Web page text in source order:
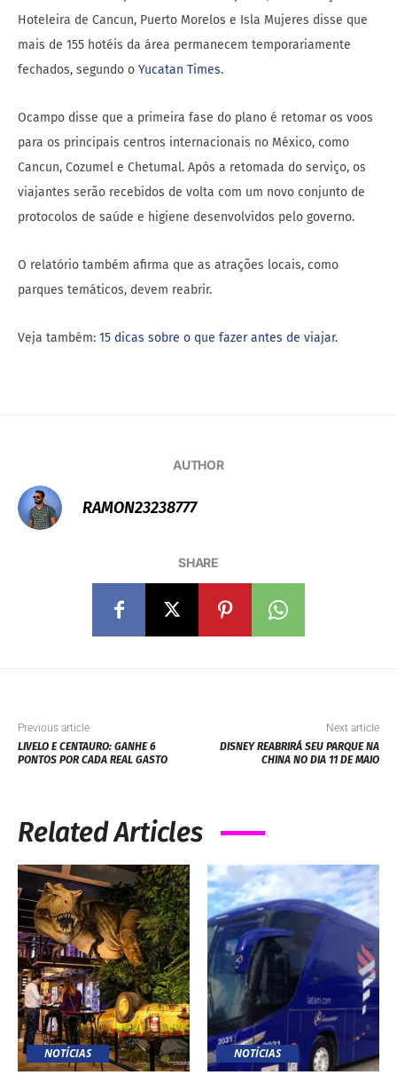
Hoteleira de Cancun, Puerto Morelos e Isla Mujeres disse que
mais de 155 hotéis da área permanecem temporariamente
fechados, segundo o Yucatan Times.
Ocampo disse que a primeira fase do plano é retomar os voos
para os principais centros internacionais no México, como
Cancun, Cozumel e Chetumal. Após a retomada do serviço, os
viajantes serão recebidos de volta com um novo conjunto de
protocolos de saúde e higiene desenvolvidos pelo governo.
O relatório também afirma que as atrações locais, como
parques temáticos, devem reabrir.
Veja também: 15 dicas sobre o que fazer antes de viajar.
AUTHOR
RAMON23238777
SHARE
Previous article
LIVELO E CENTAURO: GANHE 6
PONTOS POR CADA REAL GASTO
Next article
DISNEY REABRIRÁ SEU PARQUE NA
CHINA NO DIA 11 DE MAIO
Related Articles
NOTÍCIAS NOTÍCIAS